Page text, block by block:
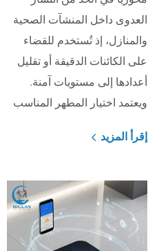
العدوى داخل المنشآت الصحية
والمنازل، إذ تُستخدم للقضاء
على الكائنات الدقيقة أو تقليل
أعدادها إلى مستويات آمنة.
ويعتمد اختيار المطهر المناسب
إقرأ المزيد